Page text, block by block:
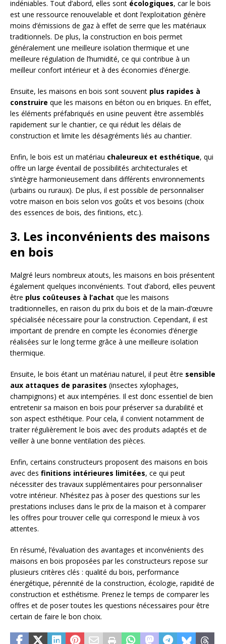
indéniables. Tout d’abord, elles sont écologiques, car le bois
est une ressource renouvelable et dont l’exploitation génère
moins d’émissions de gaz à effet de serre que les matériaux
traditionnels. De plus, la construction en bois permet
généralement une meilleure isolation thermique et une
meilleure régulation de l’humidité, ce qui contribue à un
meilleur confort intérieur et à des économies d’énergie.
Ensuite, les maisons en bois sont souvent plus rapides à
construire que les maisons en béton ou en briques. En effet,
les éléments préfabriqués en usine peuvent être assemblés
rapidement sur le chantier, ce qui réduit les délais de
construction et limite les désagréments liés au chantier.
Enfin, le bois est un matériau chaleureux et esthétique, qui
offre un large éventail de possibilités architecturales et
s’intègre harmonieusement dans différents environnements
(urbains ou ruraux). De plus, il est possible de personnaliser
votre maison en bois selon vos goûts et vos besoins (choix
des essences de bois, des finitions, etc.).
3. Les inconvénients des maisons
en bois
Malgré leurs nombreux atouts, les maisons en bois présentent
également quelques inconvénients. Tout d’abord, elles peuvent
être plus coûteuses à l’achat que les maisons
traditionnelles, en raison du prix du bois et de la main-d’œuvre
spécialisée nécessaire pour la construction. Cependant, il est
important de prendre en compte les économies d’énergie
réalisées sur le long terme grâce à une meilleure isolation
thermique.
Ensuite, le bois étant un matériau naturel, il peut être sensible
aux attaques de parasites (insectes xylophages,
champignons) et aux intempéries. Il est donc essentiel de bien
entretenir sa maison en bois pour préserver sa durabilité et
son aspect esthétique. Pour cela, il convient notamment de
traiter régulièrement le bois avec des produits adaptés et de
veiller à une bonne ventilation des pièces.
Enfin, certains constructeurs proposent des maisons en bois
avec des finitions intérieures limitées, ce qui peut
nécessiter des travaux supplémentaires pour personnaliser
votre intérieur. N’hésitez pas à poser des questions sur les
prestations incluses dans le prix de la maison et à comparer
les offres pour trouver celle qui correspond le mieux à vos
attentes.
En résumé, l’évaluation des avantages et inconvénients des
maisons en bois proposées par les constructeurs repose sur
plusieurs critères clés : qualité du bois, performance
énergétique, pérennité de la construction, écologie, rapidité de
construction et esthétisme. Prenez le temps de comparer les
offres et de poser toutes les questions nécessaires pour être
certain de faire le bon choix.